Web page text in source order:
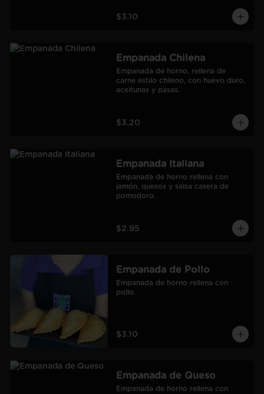
$3.10
Empanada Chilena
Empanada de horno, rellena de
carne estilo chileno, con huevo duro,
aceitunas y pasas.
$3.20
Empanada Italiana
Empanada de horno rellena con
jamón, quesos y salsa casera de
pomodoro.
$2.95
Empanada de Pollo
Empanada de horno rellena con
pollo.
$3.10
Empanada de Queso
Empanada de horno rellena con